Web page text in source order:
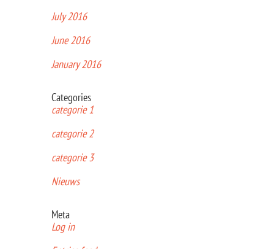
July 2016
June 2016
January 2016
Categories
categorie 1
categorie 2
categorie 3
Nieuws
Meta
Log in